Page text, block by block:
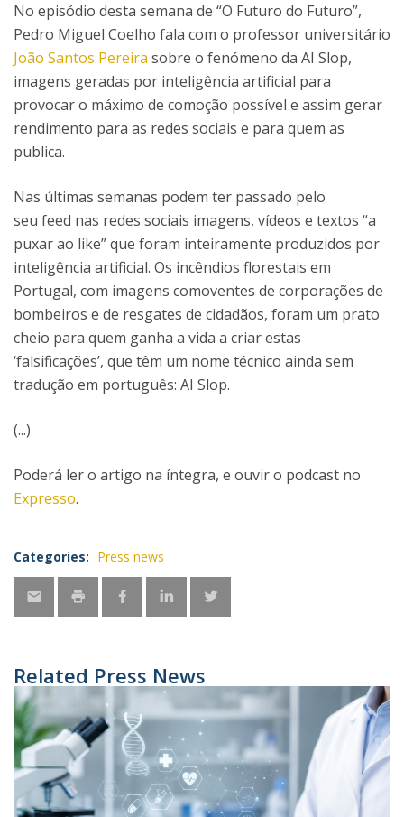
No episódio desta semana de “O Futuro do Futuro”,
Pedro Miguel Coelho fala com o professor universitário
João Santos Pereira sobre o fenómeno da AI Slop,
imagens geradas por inteligência artificial para
provocar o máximo de comoção possível e assim gerar
rendimento para as redes sociais e para quem as
publica.
Nas últimas semanas podem ter passado pelo
seu feed nas redes sociais imagens, vídeos e textos “a
puxar ao like” que foram inteiramente produzidos por
inteligência artificial. Os incêndios florestais em
Portugal, com imagens comoventes de corporações de
bombeiros e de resgates de cidadãos, foram um prato
cheio para quem ganha a vida a criar estas
‘falsificações’, que têm um nome técnico ainda sem
tradução em português: AI Slop.
(...)
Poderá ler o artigo na íntegra, e ouvir o podcast no
Expresso.
Categories: Press news
Related Press News